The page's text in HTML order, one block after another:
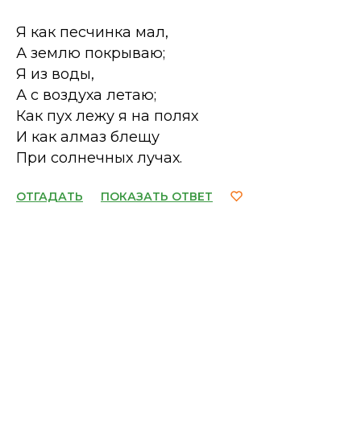
Я как песчинка мал,
А землю покрываю;
Я из воды,
А с воздуха летаю;
Как пух лежу я на полях
И как алмаз блещу
При солнечных лучах.
ОТГАДАТЬ ПОКАЗАТЬ ОТВЕТ